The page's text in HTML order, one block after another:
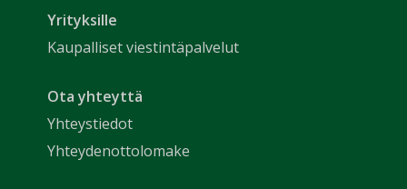
Yrityksille
Kaupalliset viestintäpalvelut
Ota yhteyttä
Yhteystiedot
Yhteydenottolomake